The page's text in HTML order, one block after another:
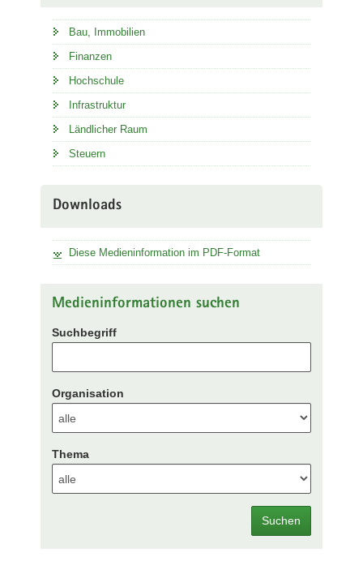
Bau, Immobilien
Finanzen
Hochschule
Infrastruktur
Ländlicher Raum
Steuern
Downloads
Diese Medieninformation im PDF-Format
Medieninformationen suchen
Suchbegriff
Organisation
Thema
Suchen